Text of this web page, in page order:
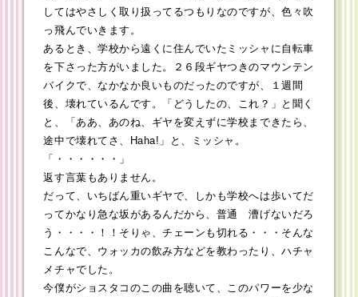
してはやさしく取り扱ってるつもりなのですが、色々吹
っ飛んでいきます。
あるとき、学校から遠くに住んでいたミッシャに自転車
を下さった方がいました。２６段ギヤつきのマウンテン
バイクで、なかなか良いものだったのですが、１週間
後、壊れているんです。「どうしたの、これ？」と聞く
と、「ああ、あのね、ギヤを変えずに学校まできたら、
途中で壊れてさ、Haha!」と、ミッシャ。
「・・・・・・」
返す言葉もありません。
だって、いちばん重いギヤで、しかも学校へは歩いてだ
ってかなり急な坂があるんだから、普通 漕げないだろ
う・・・・！！そりゃ、チェーンも切れる・・・そんな
こんなで、ウォッカの飲み方などを教わったり、ハチャ
メチャでした。
今僕がショスタコのこの曲を聴いて、このパワーを少な